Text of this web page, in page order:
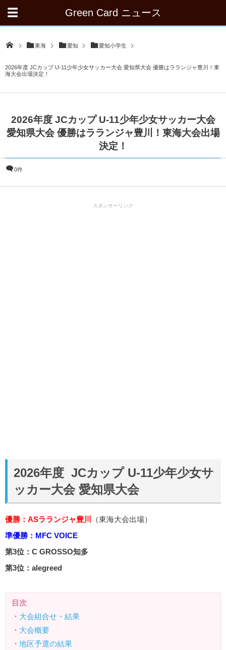
Green Card ニュース
東海 愛知 愛知小学生
2026年度 JCカップ U-11少年少女サッカー大会 愛知県大会 優勝はラランジャ豊川！東
海大会出場決定！
2026年度 JCカップ U-11少年少女サッカー大会
愛知県大会 優勝はラランジャ豊川！東海大会出場
決定！
0件
スポンサーリンク
2026年度 JCカップ U-11少年少女サ
ッカー大会 愛知県大会
優勝：ASラランジャ豊川
（東海大会出場）
準優勝：MFC VOICE
第3位：C GROSSO知多
第3位：alegreed
目次
・ 大会組合せ・結果
・ 大会概要
・ 地区予選の結果